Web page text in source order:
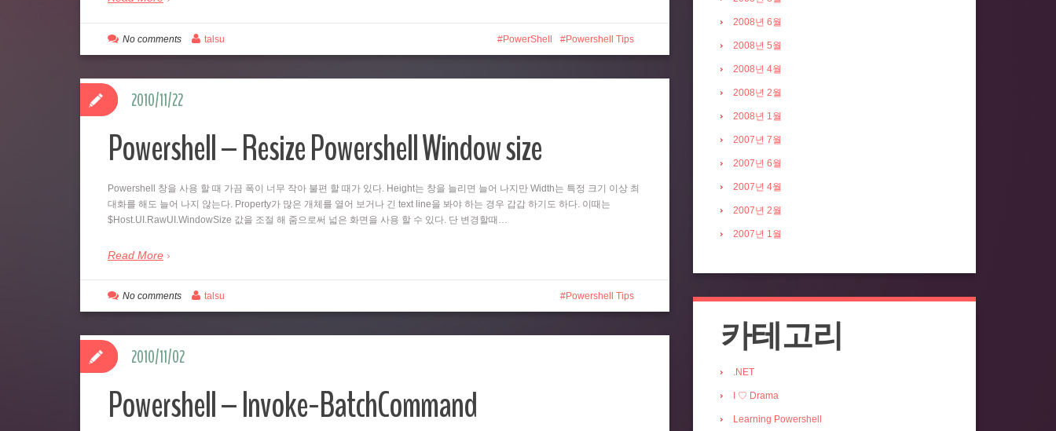
PowerShell Powershell Tips
No comments talsu
Powershell – Resize Powershell Window size
Powershell 창을 사용 할 때 가끔 폭이 너무 작아 불편 할 때가 있다. Height는 창을 늘리면 늘어 나지만 Width는 특정 크기 이상 최
대화를 해도 늘어 나지 않는다. Property가 많은 개체를 열어 보거나 긴 text line을 봐야 하는 경우 갑갑 하기도 하다. 이때는
$Host.UI.RawUI.WindowSize 값을 조절 해 줌으로써 넓은 화면을 사용 할 수 있다. 단 변경할때…
Read More
2010/11/22
Powershell Tips
No comments talsu
Powershell – Invoke-BatchCommand
2010/11/02
2008년 6월
2008년 5월
2008년 4월
2008년 2월
2008년 1월
2007년 7월
2007년 6월
2007년 4월
2007년 2월
2007년 1월
카테고리
.NET
I ♡ Drama
Learning Powershell